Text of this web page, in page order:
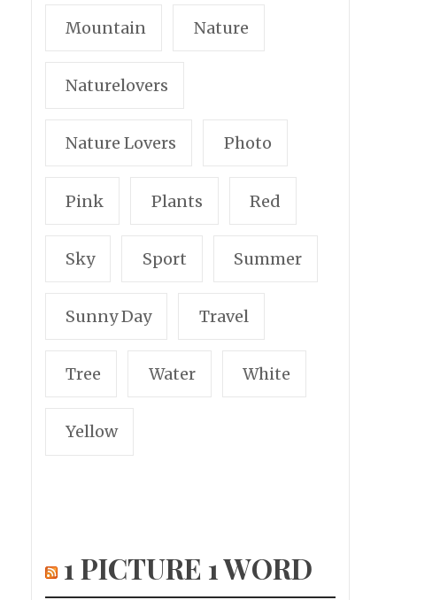
Mountain Nature
Naturelovers
Nature Lovers Photo
Pink Plants Red
Sky Sport Summer
Sunny Day Travel
Tree Water White
Yellow
1 PICTURE 1 WORD